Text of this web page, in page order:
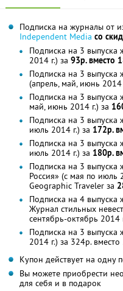
Подписка на журналы от
Independent Media со
Подписка на 3 выпуска
2014 г.) за 93р. вместо
Подписка на 3 выпуска
(апрель, май, июнь 2014
Подписка на 3 выпуска
май, июнь 2014 г.) за
Подписка на 3 выпуска
июль 2014 г.) за 172р.
Подписка на 3 выпуска
июль 2014 г.) за 180р.
Подписка на 3
Россия» (с мая по
Geographic Traveler за
Подписка на 4 выпуска
Журнал стильных
сентябрь-октябрь 2014
Подписка на 3 выпуска
2014 г.) за 324р.
Купон действует на одну
Вы можете приобрести
для себя и в подарок